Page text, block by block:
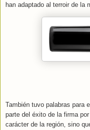
han adaptado al terroir de la
También tuvo palabras para
parte del éxito de la firma
carácter de la región, sino